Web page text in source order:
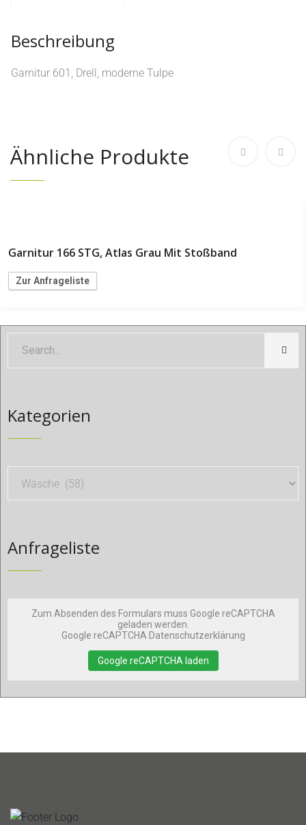
Beschreibung
Garnitur 601, Drell, moderne Tulpe
Ähnliche Produkte
Garnitur 166 STG, Atlas Grau Mit Stoßband
Zur Anfrageliste
Kategorien
Anfrageliste
Zum Absenden des Formulars muss Google reCAPTCHA
geladen werden.
Google reCAPTCHA Datenschutzerklärung
Google reCAPTCHA laden